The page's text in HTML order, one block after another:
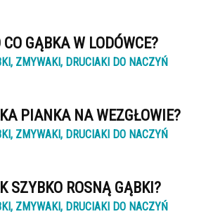
CO GĄBKA W LODÓWCE?
ZMYWAKI, DRUCIAKI DO NACZYŃ
PIANKA NA WEZGŁOWIE?
ZMYWAKI, DRUCIAKI DO NACZYŃ
SZYBKO ROSNĄ GĄBKI?
ZMYWAKI, DRUCIAKI DO NACZYŃ